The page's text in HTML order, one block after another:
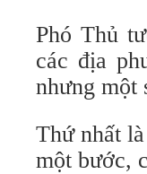
Phó Thủ
các địa
nhưng một
Thứ nhất
một bước,